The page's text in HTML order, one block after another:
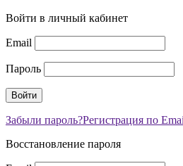
Войти в личный кабинет
Email
Пароль
Забыли пароль?Регистрация по
Восстановление пароля